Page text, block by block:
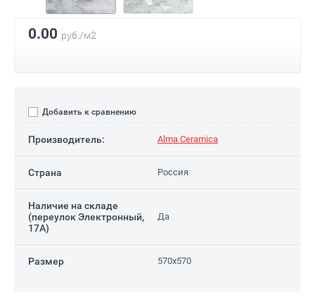
0.00 руб./м2
Добавить к сравнению
Производитель: Аlma Ceramica
Страна Россия
Наличие на складе
(переулок Электронный,
17А)
Да
Размер 570x570